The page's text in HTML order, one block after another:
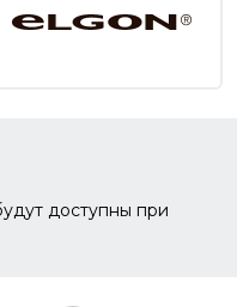
доступны при